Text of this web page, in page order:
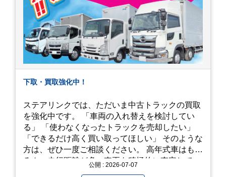
下取・買取強化中！
ステアリンクでは、ただいま中古トラックの買取
を強化中です。 「車両の入れ替えを検討してい
る」 「使わなくなったトラックを売却したい」
「できるだけ高く買い取ってほしい」 そのような
方は、ぜひ一度ご相談ください。 高年式車はもち
ろん、走行距離が多い車両も積極的に査定してい
公開 : 2026-07-07